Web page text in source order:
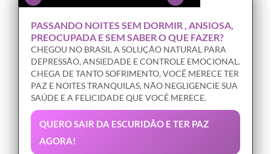
PASSANDO NOITES SEM DORMIR , ANSIOSA,
PREOCUPADA E SEM SABER O QUE FAZER?
CHEGOU NO BRASIL A SOLUÇÃO NATURAL PARA
DEPRESSÃO, ANSIEDADE E CONTROLE EMOCIONAL.
CHEGA DE TANTO SOFRIMENTO, VOCÊ MERECE TER
PAZ E NOITES TRANQUILAS, NÃO NEGLIGENCIE SUA
SAÚDE E A FELICIDADE QUE VOCÊ MERECE.
QUERO SAIR DA ESCURIDÃO E TER PAZ
AGORA!